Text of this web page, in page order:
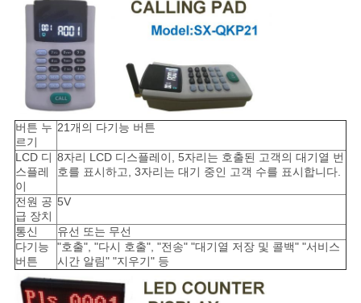
버튼 누
르기
21개의 다기능 버튼
LCD 디
스플레
이
8자리 LCD 디스플레이, 5자리는 호출된 고객의 대기열 번
호를 표시하고, 3자리는 대기 중인 고객 수를 표시합니다.
전원 공
급 장치
5V
통신
유선 또는 무선
다기능
버튼
"호출", "다시 호출", "전송" "대기열 저장 및 콜백" "서비스
시간 알림" "지우기" 등